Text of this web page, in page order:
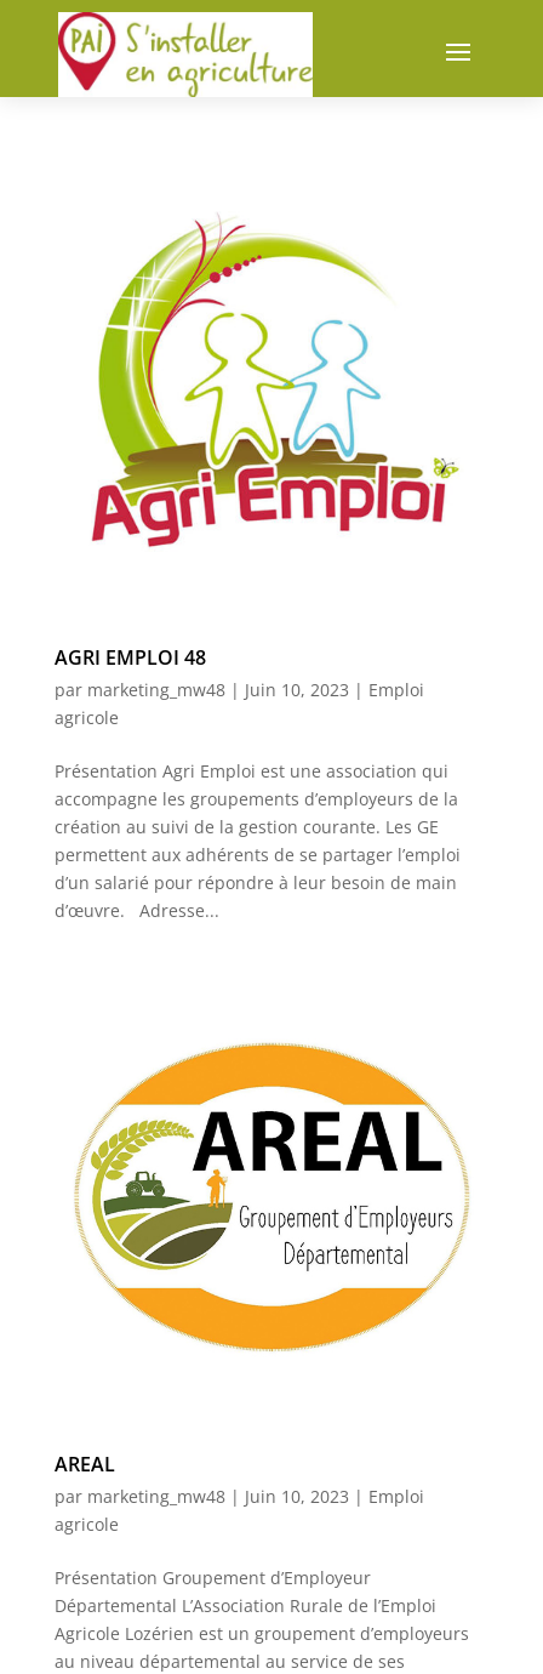
AGRI EMPLOI 48
par marketing_mw48| Juin 10, 2023 | Emploi
agricole
Présentation Agri Emploi est une association qui
accompagne les groupements d’employeurs de la
création au suivi de la gestion courante. Les GE
permettent aux adhérents de se partager l’emploi
d’un salarié pour répondre à leur besoin de main
d’œuvre. Adresse...
AREAL
par marketing_mw48| Juin 10, 2023 | Emploi
agricole
Présentation Groupement d’Employeur
Départemental L’Association Rurale de l’Emploi
Agricole Lozérien est un groupement d’employeurs
au niveau départemental au service de ses